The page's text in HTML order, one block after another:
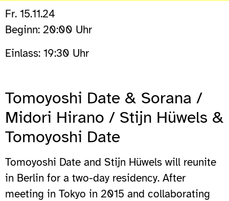
Fr. 15.11.24
Beginn: 20:00 Uhr
Einlass: 19:30 Uhr
Tomoyoshi Date & Sorana /
Midori Hirano / Stijn Hüwels &
Tomoyoshi Date
Tomoyoshi Date and Stijn Hüwels will reunite
in Berlin for a two-day residency. After
meeting in Tokyo in 2015 and collaborating